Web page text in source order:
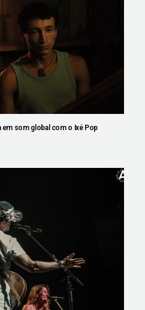
em som global com o Ixé Pop